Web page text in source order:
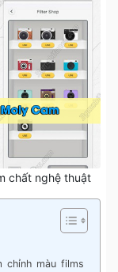
chất nghệ thuật
chỉnh màu films